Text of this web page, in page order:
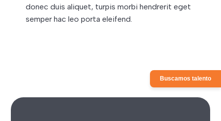
donec duis aliquet, turpis morbi hendrerit eget
semper hac leo porta eleifend.
Buscamos talento